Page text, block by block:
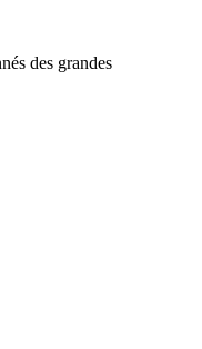
des grandes